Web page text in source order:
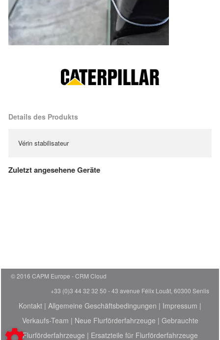
Details des Produkts
Vérin stabilisateur
Zuletzt angesehene Geräte
© 2016 CAPM Europe
CRM Cloud
+33 (0)3 44 32 32 50 - 43 avenue Félix Louât, 60300 Senlis
Kontakt | Allgemeine Geschäftsbedingungen | Impressum |
Verkaufs-Team | Neue Flurförderfahrzeuge | Gebrauchte
Flurförderfahrzeuge | Ersatzteile für Flurförderfahrzeuge